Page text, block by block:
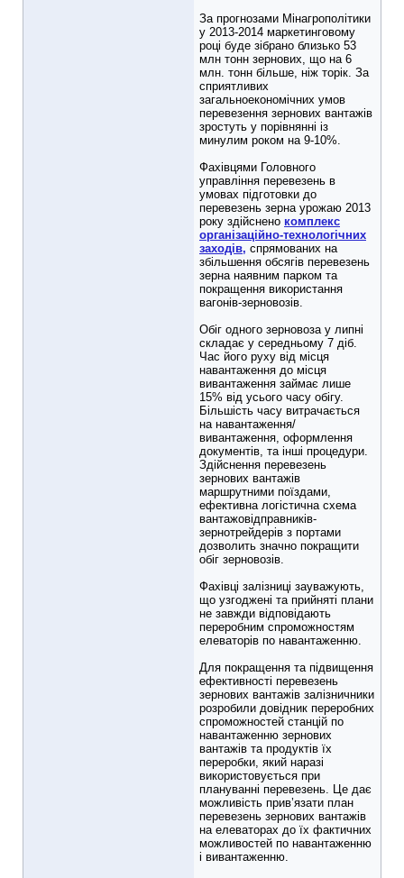
За прогнозами Мінагрополітики
у 2013-2014 маркетинговому
році буде зібрано близько 53
млн тонн зернових, що на 6
млн. тонн більше, ніж торік. За
сприятливих
загальноекономічних умов
перевезення зернових вантажів
зростуть у порівнянні із
минулим роком на 9-10%.
Фахівцями Головного
управління перевезень в
умовах підготовки до
перевезень зерна урожаю 2013
року здійснено комплекс
організаційно-технологічних
заходів, спрямованих на
збільшення обсягів перевезень
зерна наявним парком та
покращення використання
вагонів-зерновозів.
Обіг одного зерновоза у липні
складає у середньому 7 діб.
Час його руху від місця
навантаження до місця
вивантаження займає лише
15% від усього часу обігу.
Більшість часу витрачається
на навантаження/
вивантаження, оформлення
документів, та інші процедури.
Здійснення перевезень
зернових вантажів
маршрутними поїздами,
ефективна логістична схема
вантажовідправників-
зернотрейдерів з портами
дозволить значно покращити
обіг зерновозів.
Фахівці залізниці зауважують,
що узгоджені та прийняті плани
не завжди відповідають
переробним спроможностям
елеваторів по навантаженню.
Для покращення та підвищення
ефективності перевезень
зернових вантажів залізничники
розробили довідник переробних
спроможностей станцій по
навантаженню зернових
вантажів та продуктів їх
переробки, який наразі
використовується при
плануванні перевезень. Це дає
можливість прив’язати план
перевезень зернових вантажів
на елеваторах до їх фактичних
можливостей по навантаженню
і вивантаженню.